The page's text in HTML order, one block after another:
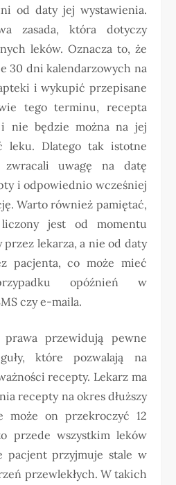
od daty jej wystawienia.
zasada, która dotyczy
leków. Oznacza to, że
30 dni kalendarzowych na
i wykupić przepisane
tego terminu, recepta
nie będzie można na jej
leku. Dlatego tak istotne
uwagę na datę
i odpowiednio wcześniej
Warto również pamiętać,
jest od momentu
lekarza, a nie od daty
pacjenta, co może mieć
opóźnień w
czy e-maila.
prawa przewidują pewne
które pozwalają na
recepty. Lekarz ma
recepty na okres dłuższy
on przekroczyć 12
przede wszystkim leków
pacjent przyjmuje stale w
przewlekłych. W takich